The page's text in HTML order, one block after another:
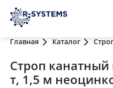
Главная Каталог
Строп канатный
т, 1,5 м